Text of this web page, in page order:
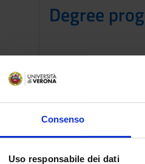
Consenso
Uso responsabile dei dati
Degree
Other Rules